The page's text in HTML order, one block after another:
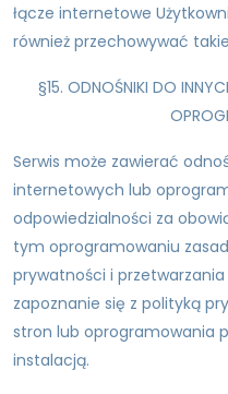
łącze internetowe
również przechowywać
§15. ODNOŚNIKI DO
Serwis może zawierać
internetowych lub
odpowiedzialności za
tym oprogramowaniu
prywatności i
zapoznanie się z polityką
stron lub oprogramowania
instalacją.